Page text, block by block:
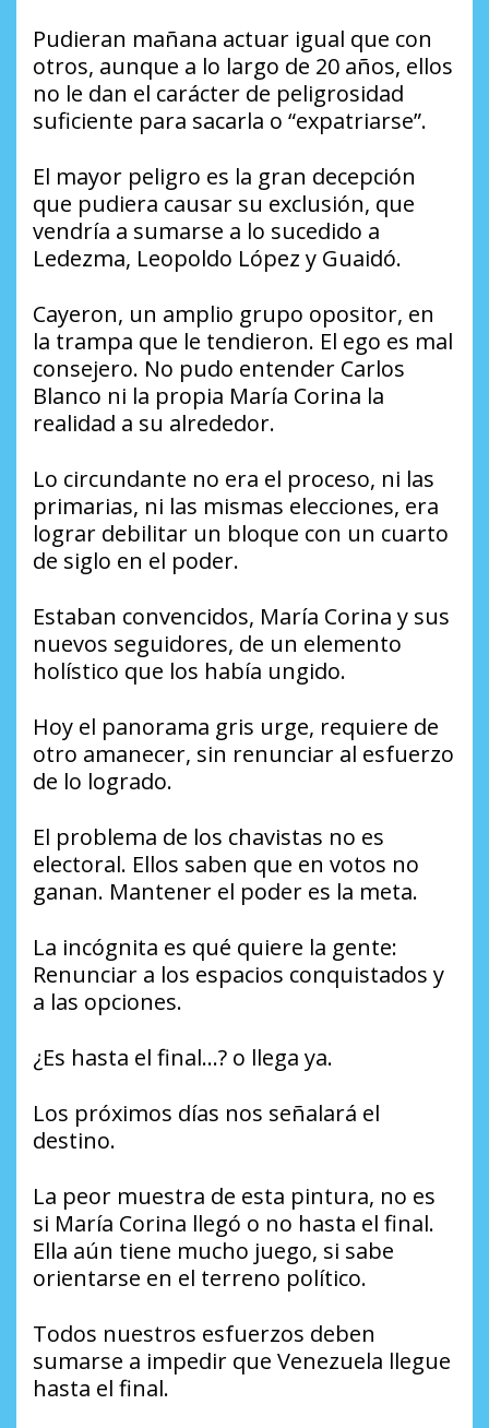
Pudieran mañana actuar igual que con
otros, aunque a lo largo de 20 años, ellos
no le dan el carácter de peligrosidad
suficiente para sacarla o “expatriarse”.
El mayor peligro es la gran decepción
que pudiera causar su exclusión, que
vendría a sumarse a lo sucedido a
Ledezma, Leopoldo López y Guaidó.
Cayeron, un amplio grupo opositor, en
la trampa que le tendieron. El ego es mal
consejero. No pudo entender Carlos
Blanco ni la propia María Corina la
realidad a su alrededor.
Lo circundante no era el proceso, ni las
primarias, ni las mismas elecciones, era
lograr debilitar un bloque con un cuarto
de siglo en el poder.
Estaban convencidos, María Corina y sus
nuevos seguidores, de un elemento
holístico que los había ungido.
Hoy el panorama gris urge, requiere de
otro amanecer, sin renunciar al esfuerzo
de lo logrado.
El problema de los chavistas no es
electoral. Ellos saben que en votos no
ganan. Mantener el poder es la meta.
La incógnita es qué quiere la gente:
Renunciar a los espacios conquistados y
a las opciones.
¿Es hasta el final…? o llega ya.
Los próximos días nos señalará el
destino.
La peor muestra de esta pintura, no es
si María Corina llegó o no hasta el final.
Ella aún tiene mucho juego, si sabe
orientarse en el terreno político.
Todos nuestros esfuerzos deben
sumarse a impedir que Venezuela llegue
hasta el final.